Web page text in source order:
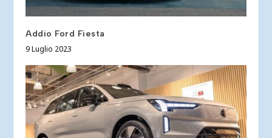
Addio Ford Fiesta
9 Luglio 2023